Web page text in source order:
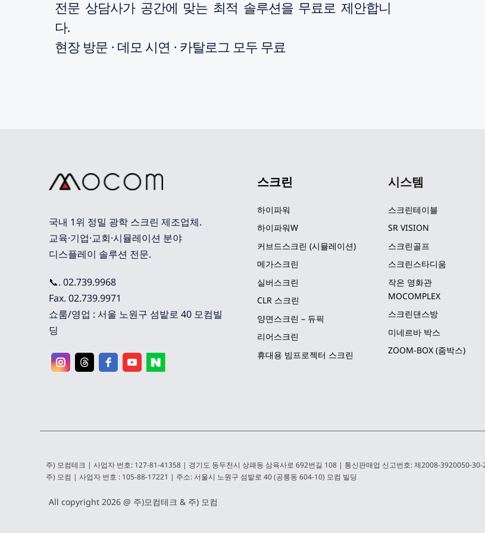
전문 상담사가 공간에 맞는 최적 솔루션을 무료로 제안합니
다.
현장 방문 · 데모 시연 · 카탈로그 모두 무료
국내 1위 정밀 광학 스크린 제조업체.
교육·기업·교회·시뮬레이션 분야
디스플레이 솔루션 전문.
📞. 02.739.9968
Fax. 02.739.9971
쇼룸/영업 : 서울 노원구 섬밭로 40 모컴빌
딩
스크린
하이파워
하이파워W
커브드스크린 (시뮬레이션)
메가스크린
실버스크린
CLR 스크린
양면스크린 – 듀픽
리어스크린
휴대용 빔프로젝터 스크린
시스템
스크린테이블
SR VISION
스크린골프
스크린스타디움
작은 영화관
MOCOMPLEX
스크린댄스방
미네르바 박스
ZOOM-BOX (줌박스)
주) 모컴테크 | 사업자 번호: 127-81-41358 | 경기도 동두천시 상패동 삼육사로 692번길 108 | 통신판매업 신고번호: 제2008-3920050-30-
주) 모컴 | 사업자 번호 : 105-88-17221 | 주소: 서울시 노원구 섬밭로 40 (공릉동 604-10) 모컴 빌딩
All copyright 2026 @ 주)모컴테크 & 주) 모컴